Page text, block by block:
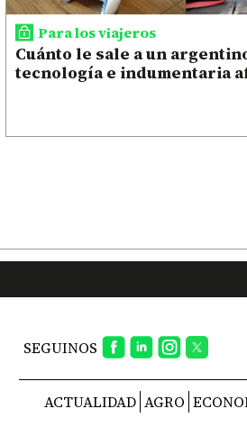
Para los viajeros
Cuánto le sale a un
tecnología e indumentaria
SEGUINOS
ACTUALIDAD AGRO